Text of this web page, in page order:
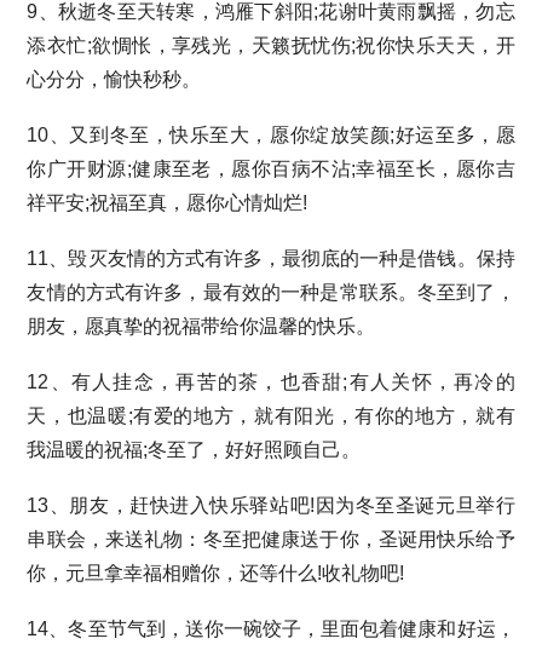
9、秋逝冬至天转寒，鸿雁下斜阳;花谢叶黄雨飘摇，勿忘
添衣忙;欲惆怅，享残光，天籁抚忧伤;祝你快乐天天，开
心分分，愉快秒秒。
10、又到冬至，快乐至大，愿你绽放笑颜;好运至多，愿
你广开财源;健康至老，愿你百病不沾;幸福至长，愿你吉
祥平安;祝福至真，愿你心情灿烂!
11、毁灭友情的方式有许多，最彻底的一种是借钱。保持
友情的方式有许多，最有效的一种是常联系。冬至到了，
朋友，愿真挚的祝福带给你温馨的快乐。
12、有人挂念，再苦的茶，也香甜;有人关怀，再冷的
天，也温暖;有爱的地方，就有阳光，有你的地方，就有
我温暖的祝福;冬至了，好好照顾自己。
13、朋友，赶快进入快乐驿站吧!因为冬至圣诞元旦举行
串联会，来送礼物：冬至把健康送于你，圣诞用快乐给予
你，元旦拿幸福相赠你，还等什么!收礼物吧!
14、冬至节气到，送你一碗饺子，里面包着健康和好运，